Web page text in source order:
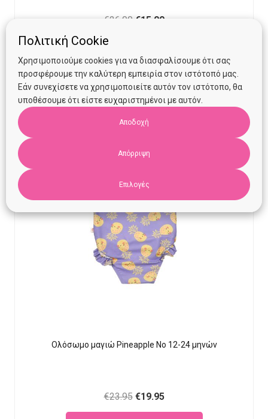
€26.00 Original
€26.00.
€15.00Current
€15.00.
Ολόσωμο μαγιώ Pineapple Νο 12-24 μηνών
€23.95 Original
price
€19.95Current
price
Πολιτική Cookie
Χρησιμοποιούμε cookies για να διασφαλίσουμε ότι σας
προσφέρουμε την καλύτερη εμπειρία στον ιστότοπό μας.
Εάν συνεχίσετε να χρησιμοποιείτε αυτόν τον ιστότοπο, θα
υποθέσουμε ότι είστε ευχαριστημένοι με αυτόν.
Αποδοχή
Απόρριψη
Επιλογές